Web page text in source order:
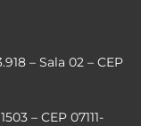
– Sala 02 – CEP
– CEP 07111-